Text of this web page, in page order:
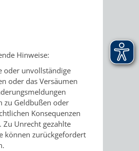
Hinweise:
oder unvollständige
oder das Versäumen
zu Geldbußen oder
Konsequenzen
Zu Unrecht gezahlte
können zurückgefordert